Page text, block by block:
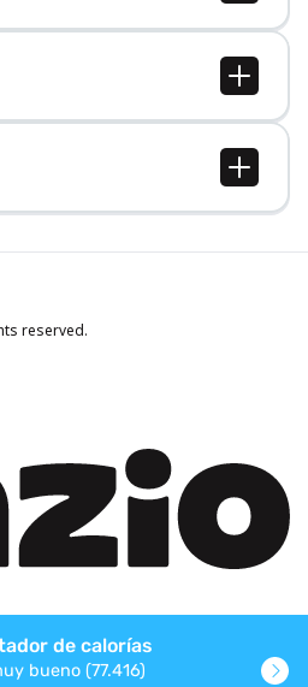
reserved.
de calorías
bueno (77.416)